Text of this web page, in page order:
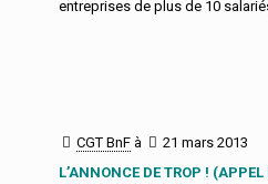
entreprises de plus de 10
CGT BnF à
21 mars 2013
L’ANNONCE DE TROP !